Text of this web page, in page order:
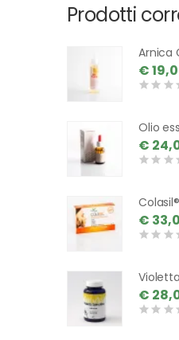
Prodotti
Arnica
€
Olio
€
€
€